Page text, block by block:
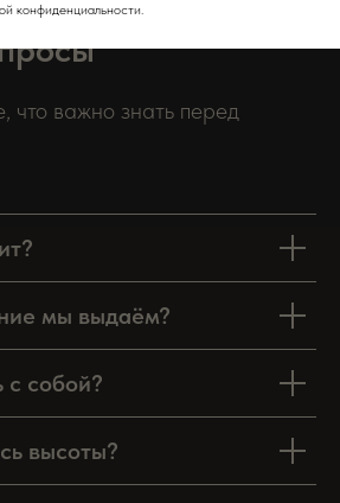
конфиденциальности.
что важно знать перед
мы выдаём?
с собой?
высоты?